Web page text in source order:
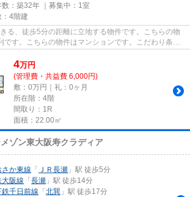
：築32年 ｜募集中： 1室
：4階建
る、徒歩5分の距離に立地する物件です。こちらの物
です。こちらの物件はマンションです。こだわり条
作りの...
4万円
(管理費・共益費 6,000円)
敷：0万円｜礼：0ヶ月
所在階：4階
間取り：1R
面積：22.00㎡
ゾン東大阪寿クラディア
さか東線 「 ＪＲ長瀬 」駅 徒歩5分
大阪線 「長瀬 」駅 徒歩14分
鉄千日前線 「北巽 」駅 徒歩17分